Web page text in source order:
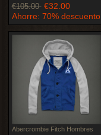
€105.00 €32.00
Ahorre: 70% descuento
Abercrombie Fitch Hombres